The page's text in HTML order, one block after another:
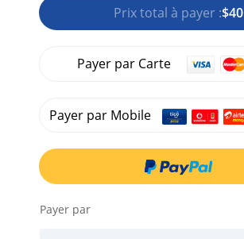
Prix total à payer :$40
Payer par Carte
Payer par Mobile
Payer par